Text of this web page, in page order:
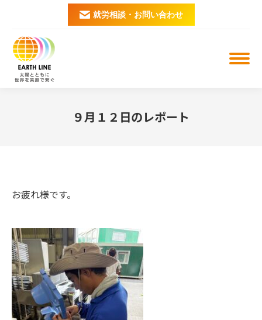
就労相談・お問い合わせ
９月１２日のレポート
お疲れ様です。